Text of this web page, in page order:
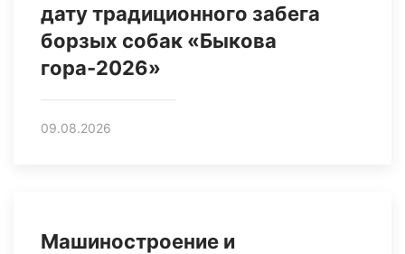
дату традиционного забега
борзых собак «Быкова
гора-2026»
09.08.2026
Машиностроение и